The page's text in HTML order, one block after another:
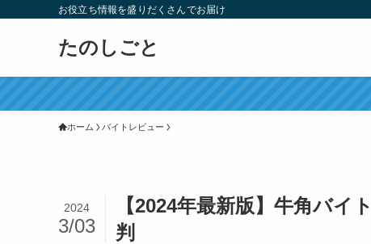
お役立ち情報を盛りだくさんでお届け
たのしごと
ホーム バイトレビュー
【2024年最新版】牛角バ
判
2024
3/03